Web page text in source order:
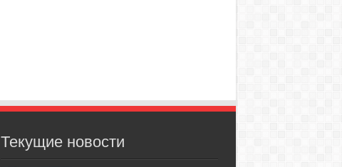
Текущие новости